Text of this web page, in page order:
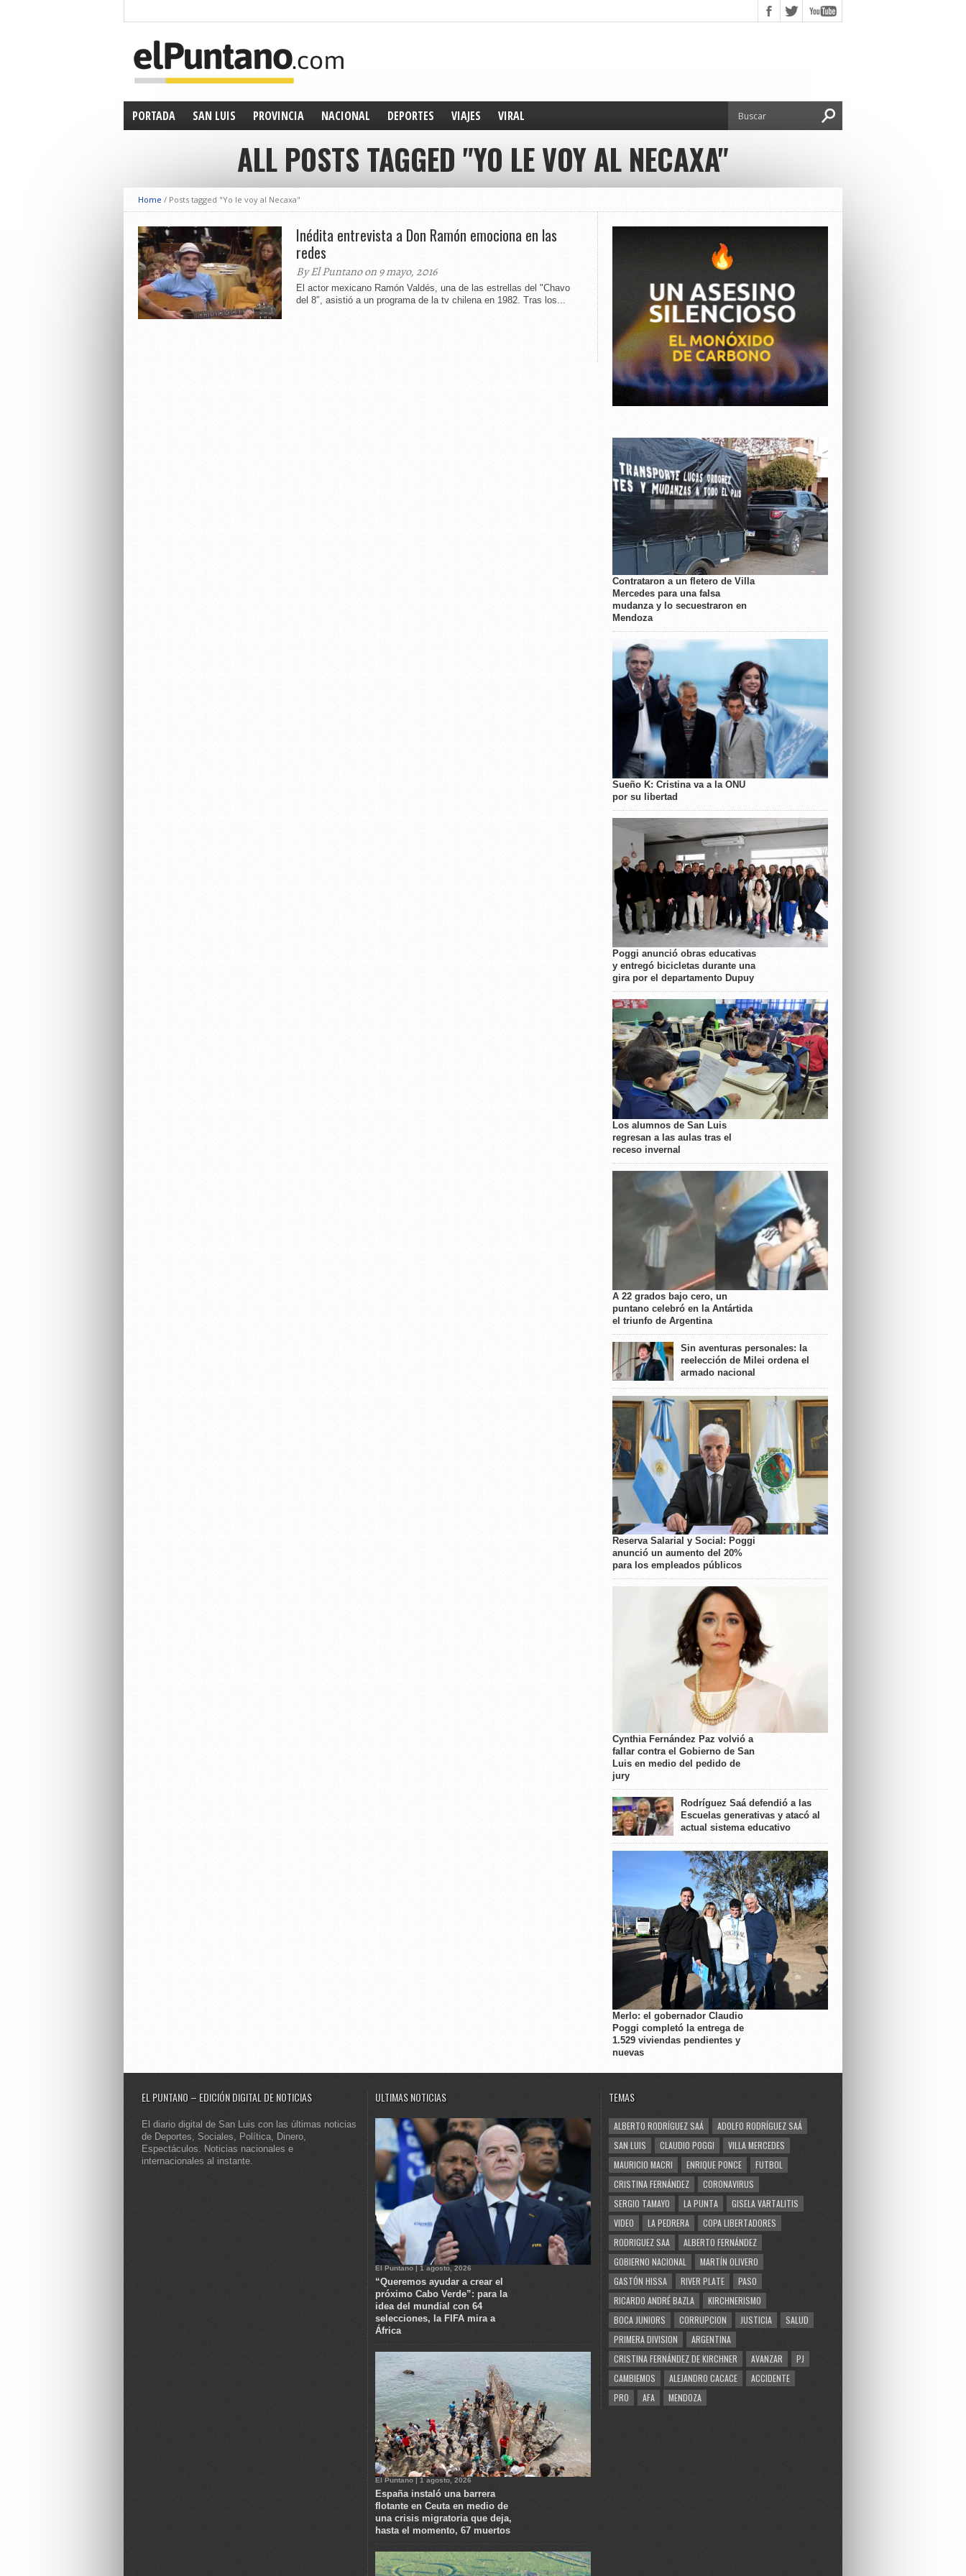
PORTADA SAN LUIS PROVINCIA NACIONAL DEPORTES VIAJES VIRAL
ALL POSTS TAGGED "YO LE VOY AL NECAXA"
Home / Posts tagged "Yo le voy al Necaxa"
Inédita entrevista a Don Ramón emociona en las
redes
By El Puntano on 9 mayo, 2016
El actor mexicano Ramón Valdés, una de las estrellas del "Chavo
del 8″, asistió a un programa de la tv chilena en 1982. Tras los...
Contrataron a un fletero de Villa
Mercedes para una falsa
mudanza y lo secuestraron en
Mendoza
Sueño K: Cristina va a la ONU
por su libertad
Poggi anunció obras educativas
y entregó bicicletas durante una
gira por el departamento Dupuy
Los alumnos de San Luis
regresan a las aulas tras el
receso invernal
A 22 grados bajo cero, un
puntano celebró en la Antártida
el triunfo de Argentina
Sin aventuras personales: la
reelección de Milei ordena el
armado nacional
Reserva Salarial y Social: Poggi
anunció un aumento del 20%
para los empleados públicos
Cynthia Fernández Paz volvió a
fallar contra el Gobierno de San
Luis en medio del pedido de
jury
Rodríguez Saá defendió a las
Escuelas generativas y atacó al
actual sistema educativo
Merlo: el gobernador Claudio
Poggi completó la entrega de
1.529 viviendas pendientes y
nuevas
EL PUNTANO – EDICIÓN DIGITAL DE NOTICIAS
El diario digital de San Luis con las últimas noticias
de Deportes, Sociales, Política, Dinero,
Espectáculos. Noticias nacionales e
internacionales al instante.
ULTIMAS NOTICIAS
El Puntano | 1 agosto, 2026
“Queremos ayudar a crear el
próximo Cabo Verde”: para la
idea del mundial con 64
selecciones, la FIFA mira a
África
El Puntano | 1 agosto, 2026
España instaló una barrera
flotante en Ceuta en medio de
una crisis migratoria que deja,
hasta el momento, 67 muertos
TEMAS
ALBERTO RODRÍGUEZ SAÁ
ADOLFO RODRÍGUEZ SAÁ
SAN LUIS
CLAUDIO POGGI
VILLA MERCEDES
MAURICIO MACRI
ENRIQUE PONCE
FUTBOL
CRISTINA FERNÁNDEZ
CORONAVIRUS
SERGIO TAMAYO
LA PUNTA
GISELA VARTALITIS
VIDEO
LA PEDRERA
COPA LIBERTADORES
RODRIGUEZ SAA
ALBERTO FERNÁNDEZ
GOBIERNO NACIONAL
MARTÍN OLIVERO
GASTÓN HISSA
RIVER PLATE
PASO
RICARDO ANDRÉ BAZLA
KIRCHNERISMO
BOCA JUNIORS
CORRUPCION JUSTICIA
SALUD
PRIMERA DIVISION
ARGENTINA
CRISTINA FERNÁNDEZ DE KIRCHNER
AVANZAR
PJ
CAMBIEMOS
ALEJANDRO CACACE
ACCIDENTE
PRO
AFA MENDOZA